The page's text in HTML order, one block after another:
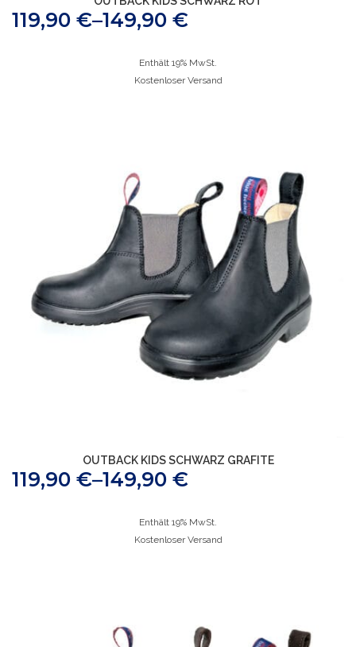
119,90 €–149,90 €
Enthält 19% MwSt.
Kostenloser Versand
OUTBACK KIDS SCHWARZ GRAFITE
119,90 €–149,90 €
Enthält 19% MwSt.
Kostenloser Versand